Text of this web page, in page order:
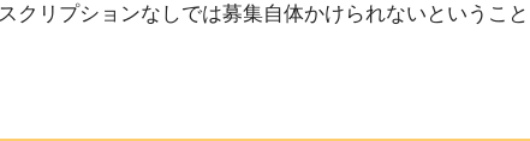
クリプションなしでは募集自体かけられないということ